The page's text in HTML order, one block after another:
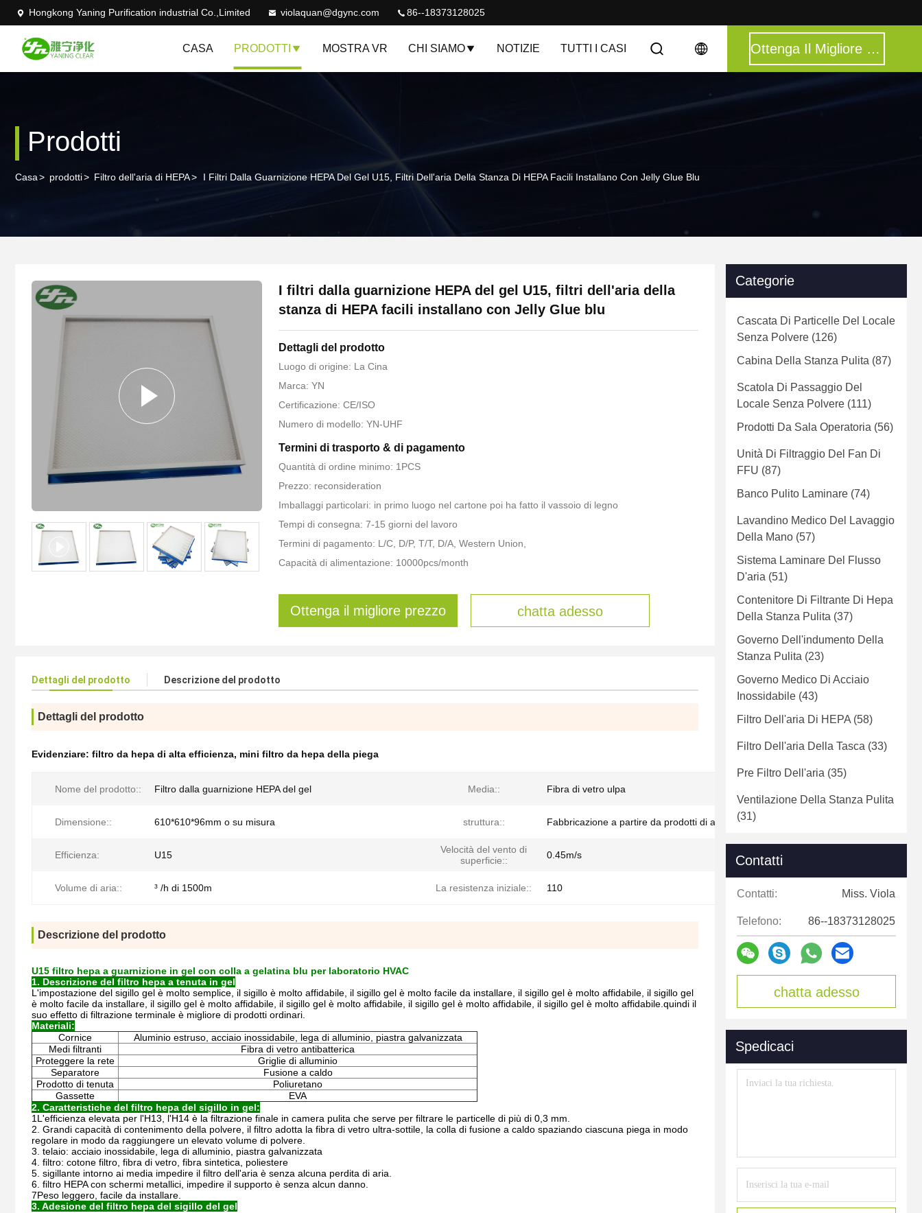
Hongkong Yaning Purification industrial Co.,Limited violaquan@dgync.com 86--18373128025
CASA PRODOTTI MOSTRA VR CHI SIAMO NOTIZIE TUTTI I CASI Ottenga Il Migliore Prezzo
Prodotti
Casa> prodotti> Filtro dell'aria di HEPA> I Filtri Dalla Guarnizione HEPA Del Gel U15, Filtri Dell'aria Della Stanza Di HEPA Facili Installano Con Jelly Glue Blu
I filtri dalla guarnizione HEPA del gel U15, filtri dell'aria della
stanza di HEPA facili installano con Jelly Glue blu
Dettagli del prodotto
Luogo di origine: La Cina
Marca: YN
Certificazione: CE/ISO
Numero di modello: YN-UHF
Termini di trasporto & di pagamento
Quantità di ordine minimo: 1PCS
Prezzo: reconsideration
Imballaggi particolari: in primo luogo nel cartone poi ha fatto il vassoio di legno
Tempi di consegna: 7-15 giorni del lavoro
Termini di pagamento: L/C, D/P, T/T, D/A, Western Union,
Capacità di alimentazione: 10000pcs/month
Ottenga il migliore prezzo chatta adesso
Dettagli del prodotto Descrizione del prodotto
Dettagli del prodotto
Evidenziare: filtro da hepa di alta efficienza, mini filtro da hepa della piega
Nome del prodotto:: Filtro dalla guarnizione HEPA del gel Media:: Fibra di vetro ulpa
Dimensione:: 610*610*96mm o su misura struttura:: Fabbricazione a partire da prodotti di acciaio
Efficienza: U15
Velocità del vento di
superficie::
0.45m/s
Volume di aria:: ³ /h di 1500m La resistenza iniziale:: 110
Descrizione del prodotto
U15 filtro hepa a guarnizione in gel con colla a gelatina blu per laboratorio HVAC
1. Descrizione del filtro hepa a tenuta in gel
L'impostazione del sigillo gel è molto semplice, il sigillo è molto affidabile, il sigillo gel è molto facile da installare, il sigillo gel è molto affidabile, il sigillo gel
è molto facile da installare, il sigillo gel è molto affidabile, il sigillo gel è molto affidabile, il sigillo gel è molto affidabile, il sigillo gel è molto affidabile.quindi il
suo effetto di filtrazione terminale è migliore di prodotti ordinari.
Materiali:
Cornice
Aluminio estruso, acciaio inossidabile, lega di alluminio, piastra galvanizzata
Medi filtranti
Fibra di vetro antibatterica
Proteggere la rete
Griglie di alluminio
Separatore
Fusione a caldo
Prodotto di tenuta
Poliuretano
Gassette
EVA
2. Caratteristiche del filtro hepa del sigillo in gel:
1L'efficienza elevata per l'H13, l'H14 è la filtrazione finale in camera pulita che serve per filtrare le particelle di più di 0,3 mm.
2. Grandi capacità di contenimento della polvere, il filtro adotta la fibra di vetro ultra-sottile, la colla di fusione a caldo spaziando ciascuna piega in modo
regolare in modo da raggiungere un elevato volume di polvere.
3. telaio: acciaio inossidabile, lega di alluminio, piastra galvanizzata
4. filtro: cotone filtro, fibra di vetro, fibra sintetica, poliestere
5. sigillante intorno ai media impedire il filtro dell'aria è senza alcuna perdita di aria.
6. filtro HEPA con schermi metallici, impedire il supporto è senza alcun danno.
7Peso leggero, facile da installare.
3. Adesione del filtro hepa del sigillo del gel
Categorie
Cascata Di Particelle Del Locale
Senza Polvere (126)
Cabina Della Stanza Pulita (87)
Scatola Di Passaggio Del
Locale Senza Polvere (111)
Prodotti Da Sala Operatoria (56)
Unità Di Filtraggio Del Fan Di
FFU (87)
Banco Pulito Laminare (74)
Lavandino Medico Del Lavaggio
Della Mano (57)
Sistema Laminare Del Flusso
D'aria (51)
Contenitore Di Filtrante Di Hepa
Della Stanza Pulita (37)
Governo Dell'indumento Della
Stanza Pulita (23)
Governo Medico Di Acciaio
Inossidabile (43)
Filtro Dell'aria Di HEPA (58)
Filtro Dell'aria Della Tasca (33)
Pre Filtro Dell'aria (35)
Ventilazione Della Stanza Pulita
(31)
Contatti
Contatti: Miss. Viola
Telefono: 86--18373128025
chatta adesso
Spedicaci